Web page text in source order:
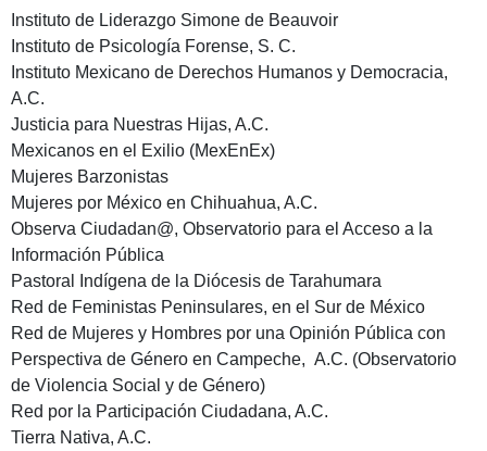
Instituto de Liderazgo Simone de Beauvoir
Instituto de Psicología Forense, S. C.
Instituto Mexicano de Derechos Humanos y Democracia,
A.C.
Justicia para Nuestras Hijas, A.C.
Mexicanos en el Exilio (MexEnEx)
Mujeres Barzonistas
Mujeres por México en Chihuahua, A.C.
Observa Ciudadan@, Observatorio para el Acceso a la
Información Pública
Pastoral Indígena de la Diócesis de Tarahumara
Red de Feministas Peninsulares, en el Sur de México
Red de Mujeres y Hombres por una Opinión Pública con
Perspectiva de Género en Campeche, A.C. (Observatorio
de Violencia Social y de Género)
Red por la Participación Ciudadana, A.C.
Tierra Nativa, A.C.